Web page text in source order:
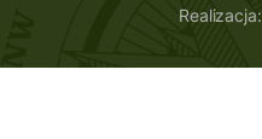
Realizacja: